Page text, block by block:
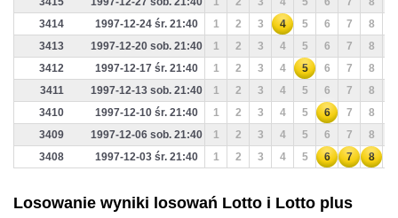
3414
1997-12-24 śr. 21:40 1 2 3 4 5 6 7 8
3413
1997-12-20 sob. 21:40 1 2 3 4 5 6 7 8
3412
1997-12-17 śr. 21:40 1 2 3 4 5 6 7 8
3411
1997-12-13 sob. 21:40 1 2 3 4 5 6 7 8
3410
1997-12-10 śr. 21:40 1 2 3 4 5 6 7 8
3409
1997-12-06 sob. 21:40 1 2 3 4 5 6 7 8
3408
1997-12-03 śr. 21:40 1 2 3 4 5 6 7 8
Losowanie wyniki losowań Lotto i Lotto plus